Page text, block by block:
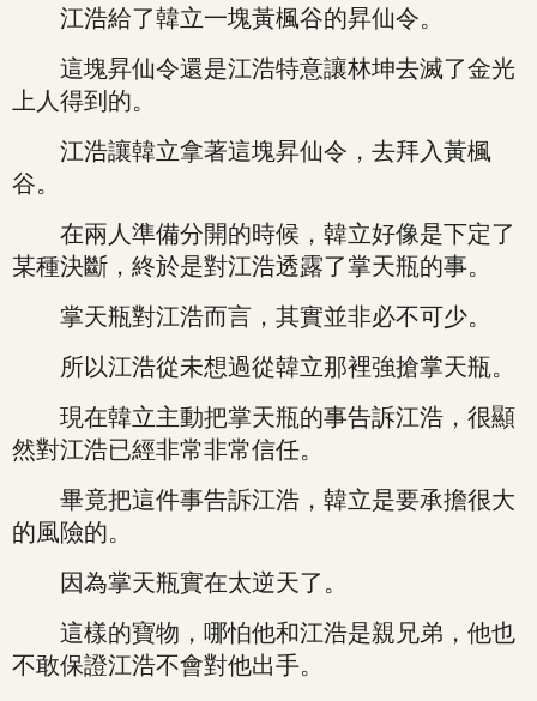
江浩給了韓立一塊黃楓谷的昇仙令。
這塊昇仙令還是江浩特意讓林坤去滅了金光
上人得到的。
江浩讓韓立拿著這塊昇仙令，去拜入黃楓
谷。
在兩人準備分開的時候，韓立好像是下定了
某種決斷，終於是對江浩透露了掌天瓶的事。
掌天瓶對江浩而言，其實並非必不可少。
所以江浩從未想過從韓立那裡強搶掌天瓶。
現在韓立主動把掌天瓶的事告訴江浩，很顯
然對江浩已經非常非常信任。
畢竟把這件事告訴江浩，韓立是要承擔很大
的風險的。
因為掌天瓶實在太逆天了。
這樣的寶物，哪怕他和江浩是親兄弟，他也
不敢保證江浩不會對他出手。